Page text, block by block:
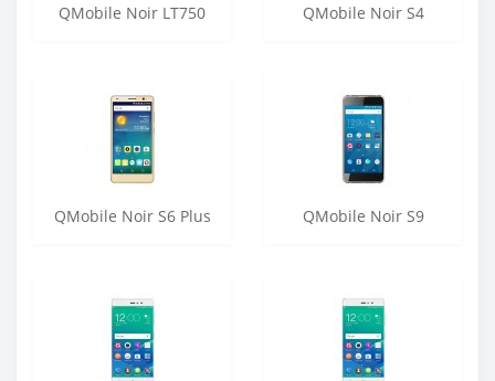
QMobile Noir LT750 QMobile Noir S4
QMobile Noir S6 Plus QMobile Noir S9